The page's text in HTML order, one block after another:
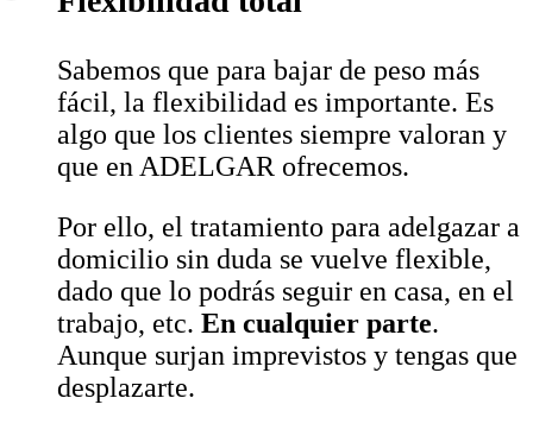
Sabemos que para bajar de peso más
fácil, la flexibilidad es importante. Es
algo que los clientes siempre valoran y
que en ADELGAR ofrecemos.
Por ello, el tratamiento para adelgazar a
domicilio sin duda se vuelve flexible,
dado que lo podrás seguir en casa, en el
trabajo, etc. En cualquier parte.
Aunque surjan imprevistos y tengas que
desplazarte.